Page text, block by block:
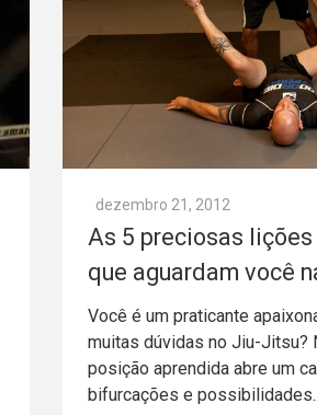
dezembro 21, 2012
As 5 preciosas
que aguardam você
Você é um praticante
muitas dúvidas no Jiu-Jitsu?
posição aprendida abre um
bifurcações e